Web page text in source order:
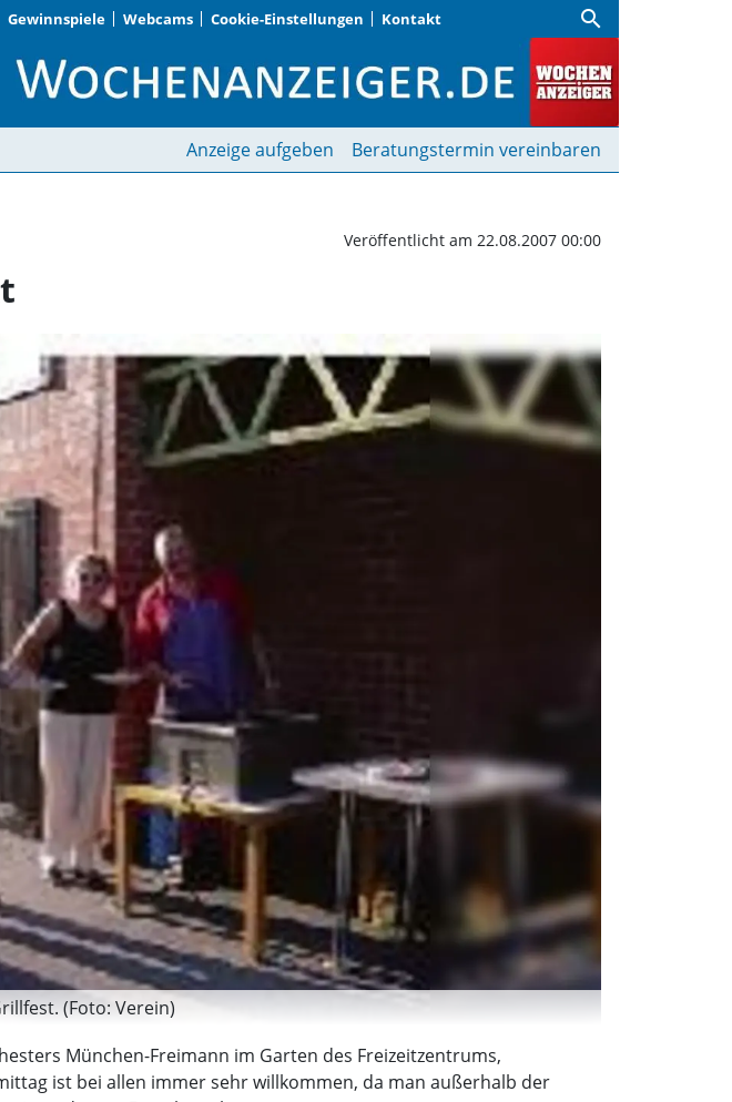
Gewinnspiele Webcams Cookie-Einstellungen Kontakt search
· Musikalisch gestärkt |
Anzeige aufgeben Beratungstermin vereinbaren
Veröffentlicht am 22.08.2007 00:00
(Foto: Verein)
München-Freimann im Garten des Freizeitzentrums,
ist bei allen immer sehr willkommen, da man außerhalb der